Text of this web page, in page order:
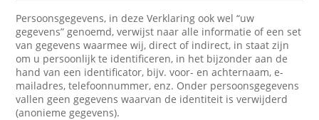
Persoonsgegevens, in deze Verklaring ook wel “uw
gegevens” genoemd, verwijst naar alle informatie of een set
van gegevens waarmee wij, direct of indirect, in staat zijn
om u persoonlijk te identificeren, in het bijzonder aan de
hand van een identificator, bijv. voor- en achternaam, e-
mailadres, telefoonnummer, enz. Onder persoonsgegevens
vallen geen gegevens waarvan de identiteit is verwijderd
(anonieme gegevens).